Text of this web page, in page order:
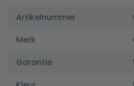
Artikelnummer
Merk
Garantie